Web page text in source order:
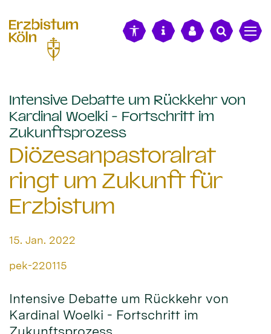
Intensive Debatte um Rückkehr von
Kardinal Woelki - Fortschritt im
Zukunftsprozess:
Diözesanpastoralrat
ringt um Zukunft für
Erzbistum
Datum:
15. Jan. 2022
Von:
pek-220115
Intensive Debatte um Rückkehr von
Kardinal Woelki - Fortschritt im